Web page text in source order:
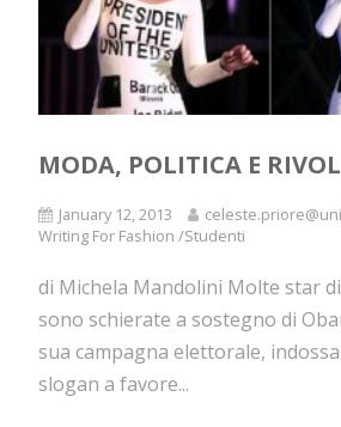
MODA, POLITICA E
January 12, 2013
Writing For Fashion /Studenti
di Michela Mandolini Molte star
sono schierate a sostegno di
sua campagna elettorale,
slogan a favore...